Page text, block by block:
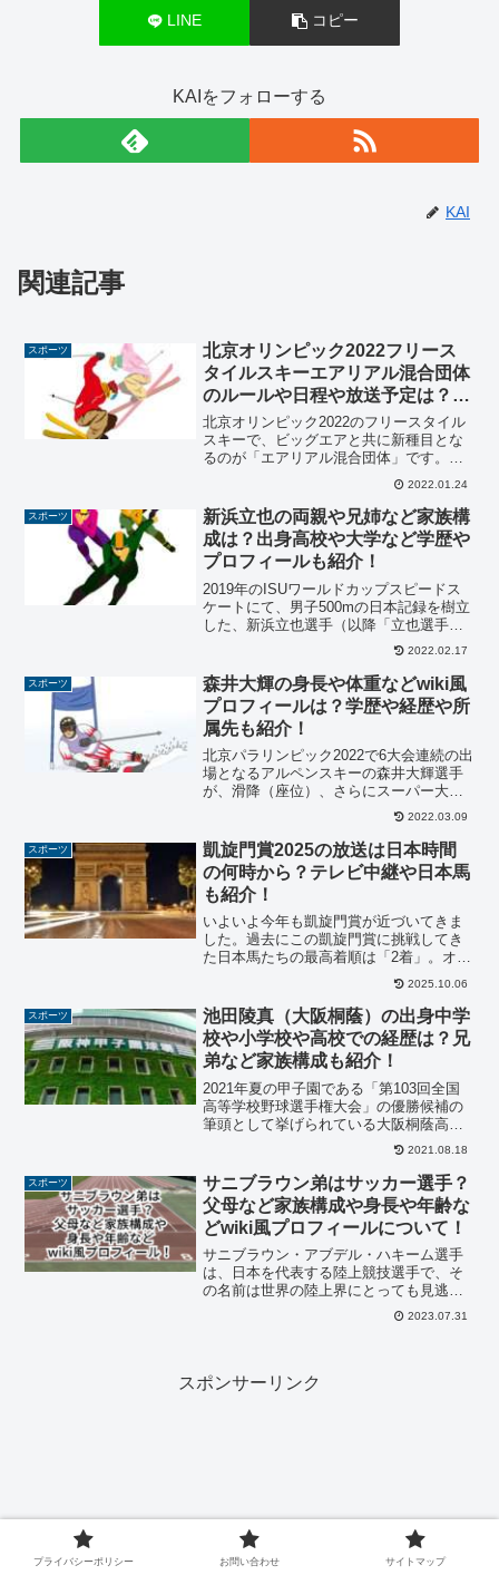
LINE コピー
KAIをフォローする
KAI
関連記事
スポーツ
北京オリンピック2022フリース
タイルスキーエアリアル混合団体
のルールや日程や放送予定は？日
本代表出場メンバーも紹介！
北京オリンピック2022のフリースタイル
スキーで、ビッグエアと共に新種目とな
るのが「エアリアル混合団体」です。男
女の混合種目は、今大会は9つあり、その
中でも新種目となりますし、注目されて
いる競技ではないでしょうか？そこで、
今回は「北京オリン...
2022.01.24
スポーツ
新浜立也の両親や兄姉など家族構
成は？出身高校や大学など学歴や
プロフィールも紹介！
2019年のISUワールドカップスピードス
ケートにて、男子500mの日本記録を樹立
した、新浜立也選手（以降「立也選手」
と記載）。様々な大会で活躍し、結果を
残してきました。北京オリンピック2022
では、男子500mで金メダル候補として出
場しま...
2022.02.17
スポーツ
森井大輝の身長や体重などwiki風
プロフィールは？学歴や経歴や所
属先も紹介！
北京パラリンピック2022で6大会連続の出
場となるアルペンスキーの森井大輝選手
が、滑降（座位）、さらにスーパー大回
転（座位）で銅メダルを獲得しました。
これまでパラリンピックでは、今回の2つ
を合わせ銀メダル4個、銅メダル3個と金
メダルには届い...
2022.03.09
スポーツ
凱旋門賞2025の放送は日本時間
の何時から？テレビ中継や日本馬
も紹介！
いよいよ今年も凱旋門賞が近づいてきま
した。過去にこの凱旋門賞に挑戦してき
た日本馬たちの最高着順は「2着」。オル
フェーヴル、エルコンドルパサー、ナカ
ヤマフェスタの3頭がこれまで記録した着
順です。今年、日本馬初勝利を目指して
挑戦するのは、今年の...
2025.10.06
スポーツ
池田陵真（大阪桐蔭）の出身中学
校や小学校や高校での経歴は？兄
弟など家族構成も紹介！
2021年夏の甲子園である「第103回全国
高等学校野球選手権大会」の優勝候補の
筆頭として挙げられている大阪桐蔭高等
学校。その大阪桐蔭のキャプテンでもあ
る池田陵真選手は、今年2021年のドラフ
トの最有力候補として名前が挙がってい
ます。そこで今...
2021.08.18
スポーツ
サニブラウン弟はサッカー選手？
父母など家族構成や身長や年齢な
どwiki風プロフィールについて！
サニブラウン・アブデル・ハキーム選手
は、日本を代表する陸上競技選手で、そ
の名前は世界の陸上界にとっても見逃せ
ない存在です。ガーナ人の父と日本人の
母を持つ彼は、特に短距離走において類
2023.07.31
スポンサーリンク
プライバシーポリシー お問い合わせ サイトマップ